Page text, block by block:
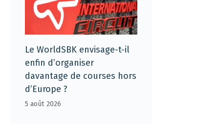
Le WorldSBK envisage-t-il
enfin d’organiser
davantage de courses hors
d’Europe ?
5 août 2026